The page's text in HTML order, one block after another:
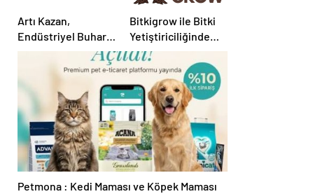
Artı Kazan,
Endüstriyel Buhar
Kazanı
Çözümleriyle
Üretim Tesislerine
Verimli Sistemler
Sunuyor
Bitkigrow ile Bitki
Yetiştiriciliğinde
Doğru Ekipman ve
Ürün Seçimi
Petmona : Kedi Maması ve Köpek Maması